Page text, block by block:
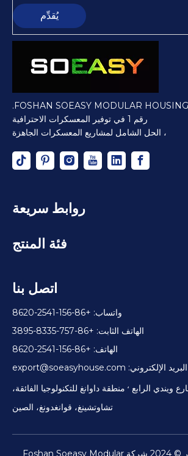
يُقدِّم
FOSHAN SOEASY MODULAR HOUSING
رقم 1 في توفير المعسكرات الاحترافية
، الحل الشامل لمشاريع المعسكرات الجاهزة
روابط سريعة
فئة المنتج
اتصل بنا
واتساب: +86-156-2541-8620
الهاتف الثابت: +86-757-8335-3895
الهاتف: +86-156-2541-8620
البريد الإلكتروني: export@soeasyhouse.com
، منطقة داوانغ للتكنولوجيا الفائقة،
تشاوتشينغ، قوانغدونغ، الصين
حقوق الطبع والنشر © 2024 شركة Foshan Soeasy Modular